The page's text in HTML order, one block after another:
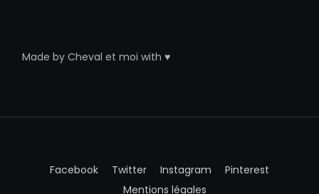
Made by Cheval et moi with ♥
Facebook Twitter Instagram
Pinterest
Mentions légales